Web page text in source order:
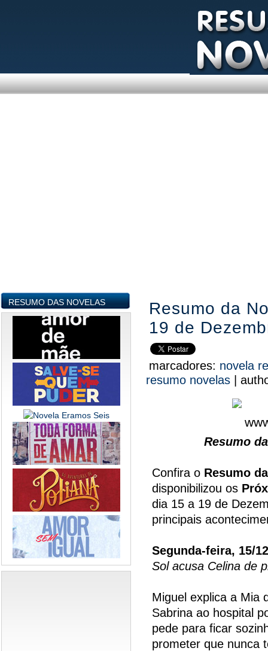
RESUMO DAS NOVELAS
Resumo da
19 de
marcadores: novela
resumo novelas |
Resumo
Confira o Resumo
disponibilizou os
dia 15 a 19 de
principais
Segunda-feira, 15/
Sol acusa Celina de
Miguel explica a Mia
Sabrina ao hospital
pede para ficar
prometer que nunca